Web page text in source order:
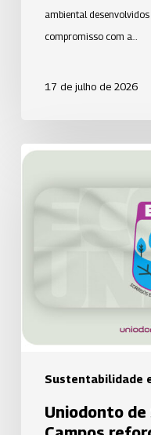
ambiental
compromisso com a…
17 de julho de 2026
Sustentabilidade
Uniodonto
compromisso
com
sustentabilidade
Uniodonto de